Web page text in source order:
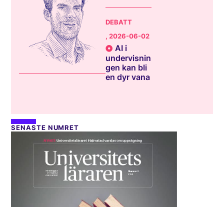
DEBATT
, 2026-06-02
AI i
undervisnin
gen kan bli
en dyr vana
SENASTE NUMRET